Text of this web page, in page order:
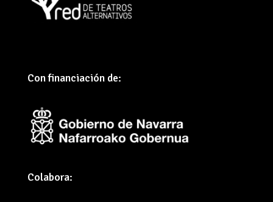
Con financiación de:
Colabora: